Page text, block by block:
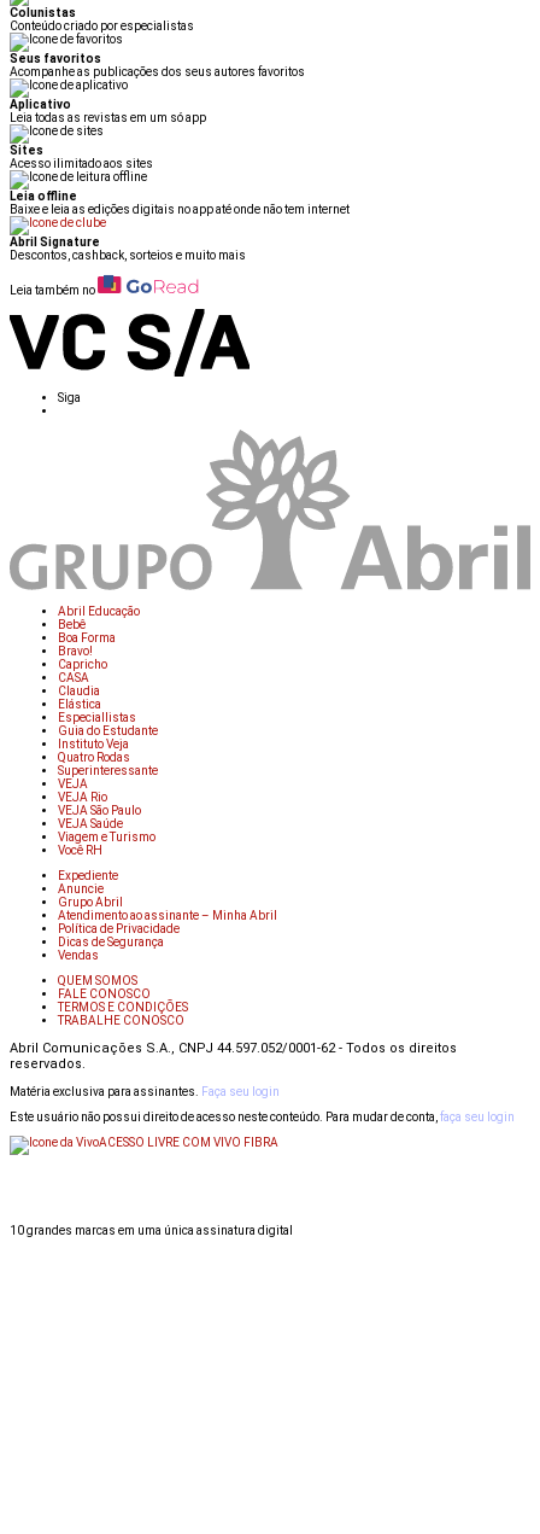
Colunistas
Conteúdo criado por especialistas
Seus favoritos
Acompanhe as publicações dos seus autores favoritos
Aplicativo
Leia todas as revistas em um só app
Sites
Acesso ilimitado aos sites
Leia offline
Baixe e leia as edições digitais no app até onde não tem internet
Abril Signature
Descontos, cashback, sorteios e muito mais
Leia também no
Siga
Abril Educação
Bebê
Boa Forma
Bravo!
Capricho
CASA
Claudia
Elástica
Especiallistas
Guia do Estudante
Instituto Veja
Quatro Rodas
Superinteressante
VEJA
VEJA Rio
VEJA São Paulo
VEJA Saúde
Viagem e Turismo
Você RH
Expediente
Anuncie
Grupo Abril
Atendimento ao assinante – Minha Abril
Política de Privacidade
Dicas de Segurança
Vendas
QUEM SOMOS
FALE CONOSCO
TERMOS E CONDIÇÕES
TRABALHE CONOSCO
Abril Comunicações S.A., CNPJ 44.597.052/0001-62 - Todos os direitos
reservados.
Matéria exclusiva para assinantes.
Faça seu login
Este usuário não possui direito de acesso neste conteúdo. Para mudar de conta, faça seu login
ACESSO LIVRE COM VIVO FIBRA
10 grandes marcas em uma única assinatura digital